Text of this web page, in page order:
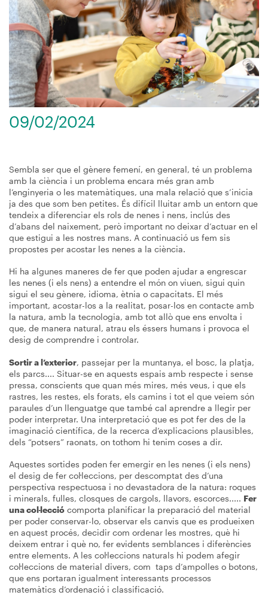
09/02/2024
Sembla ser que el gènere femení, en general, té un problema
amb la ciència i un problema encara més gran amb
l’enginyeria o les matemàtiques, una mala relació que s’inicia
ja des que som ben petites. És difícil lluitar amb un entorn que
tendeix a diferenciar els rols de nenes i nens, inclús des
d’abans del naixement, però important no deixar d’actuar en el
que estigui a les nostres mans. A continuació us fem sis
propostes per acostar les nenes a la ciència.
Hi ha algunes maneres de fer que poden ajudar a engrescar
les nenes (i els nens) a entendre el món on viuen, sigui quin
sigui el seu gènere, idioma, ètnia o capacitats. El més
important, acostar-los a la realitat, posar-los en contacte amb
la natura, amb la tecnologia, amb tot allò que ens envolta i
que, de manera natural, atrau els éssers humans i provoca el
desig de comprendre i controlar.
Sortir a l’exterior, passejar per la muntanya, el bosc, la platja,
els parcs.... Situar-se en aquests espais amb respecte i sense
pressa, conscients que quan més mires, més veus, i que els
rastres, les restes, els forats, els camins i tot el que veiem són
paraules d’un llenguatge que també cal aprendre a llegir per
poder interpretar. Una interpretació que es pot fer des de la
imaginació científica, de la recerca d’explicacions plausibles,
dels “potsers” raonats, on tothom hi tenim coses a dir.
Aquestes sortides poden fer emergir en les nenes (i els nens)
el desig de fer col·leccions, per descomptat des d’una
perspectiva respectuosa i no devastadora de la natura: roques
i minerals, fulles, closques de cargols, llavors, escorces..... Fer
una col·lecció comporta planificar la preparació del material
per poder conservar-lo, observar els canvis que es produeixen
en aquest procés, decidir com ordenar les mostres, què hi
deixem entrar i què no, fer evidents semblances i diferències
entre elements. A les col·leccions naturals hi podem afegir
col·leccions de material divers, com taps d’ampolles o botons,
que ens portaran igualment interessants processos
matemàtics d’ordenació i classificació.